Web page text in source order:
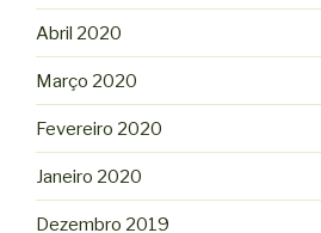
Abril 2020
Março 2020
Fevereiro 2020
Janeiro 2020
Dezembro 2019